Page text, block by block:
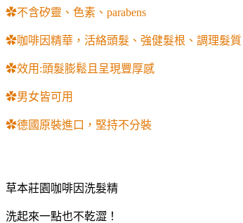
✿不含矽靈、色素、parabens
✿咖啡因精華，活絡頭髮、強健髮根、調理髮質
✿效用:頭髮膨鬆且呈現豐厚感
✿男女皆可用
✿德國原裝進口，堅持不分裝
草本莊園咖啡因洗髮精
洗起來一點也不乾澀！